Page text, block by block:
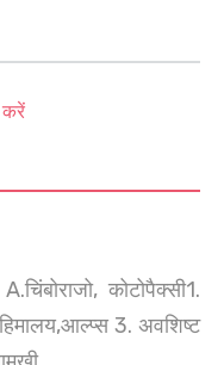
करें
कोटोपैक्सी1.
3. अवशिष्ट